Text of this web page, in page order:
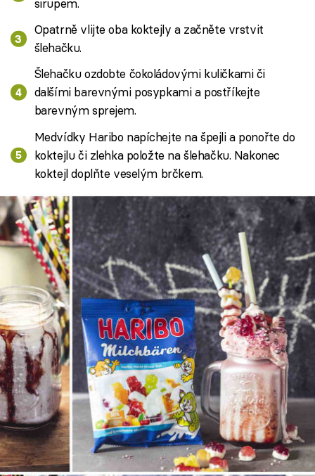
sirupem.
Opatrně vlijte oba koktejly a začněte vrstvit
šlehačku.
Šlehačku ozdobte čokoládovými kuličkami či
dalšími barevnými posypkami a postříkejte
barevným sprejem.
Medvídky Haribo napíchejte na špejli a ponořte do
koktejlu či zlehka položte na šlehačku. Nakonec
koktejl doplňte veselým brčkem.